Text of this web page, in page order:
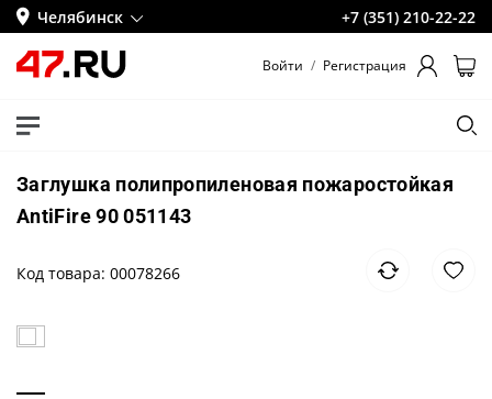
Челябинск +7 (351) 210-22-22
Войти / Регистрация
Заглушка полипропиленовая пожаростойкая
AntiFire 90 051143
Код товара: 00078266